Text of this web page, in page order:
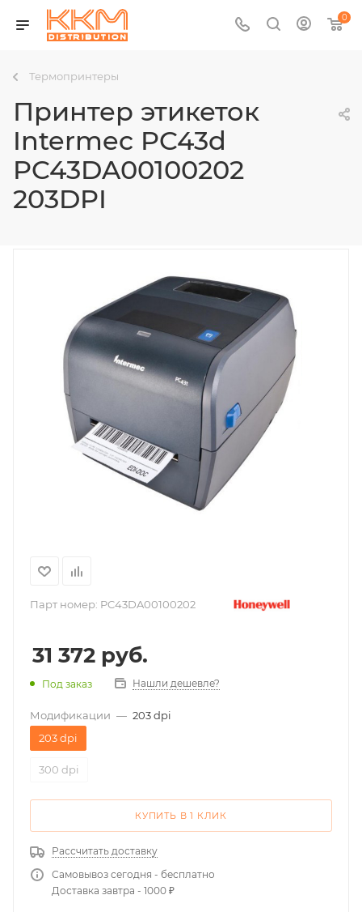
0
Термопринтеры
Принтер этикеток
Intermec PC43d
PC43DA00100202
203DPI
Парт номер: PC43DA00100202
31 372 руб.
Под заказ Нашли дешевле?
Модификации — 203 dpi
203 dpi
300 dpi
КУПИТЬ В 1 КЛИК
Рассчитать доставку
Самовывоз сегодня - бесплатно
Доставка завтра - 1000 ₽